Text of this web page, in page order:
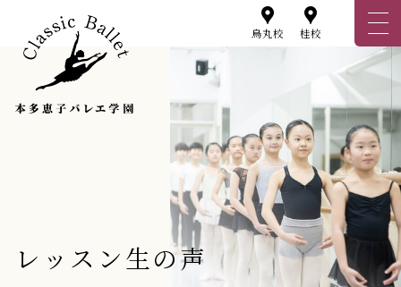
烏丸校 桂校
レッスン生の声